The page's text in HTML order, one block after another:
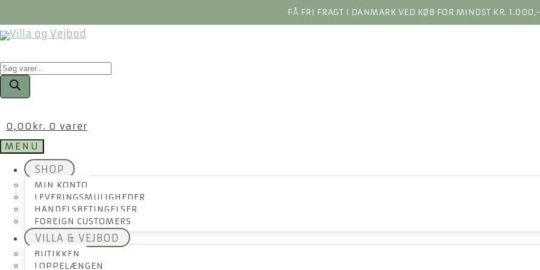
FÅ FRI FRAGT I DANMARK VED KØB FOR MINDST KR. 1.000,-
Products
search
0,00 kr. 0 varer
MENU
SHOP
MIN KONTO
LEVERINGSMULIGHEDER
HANDELSBETINGELSER
FOREIGN CUSTOMERS
VILLA & VEJBOD
BUTIKKEN
LOPPELÆNGEN